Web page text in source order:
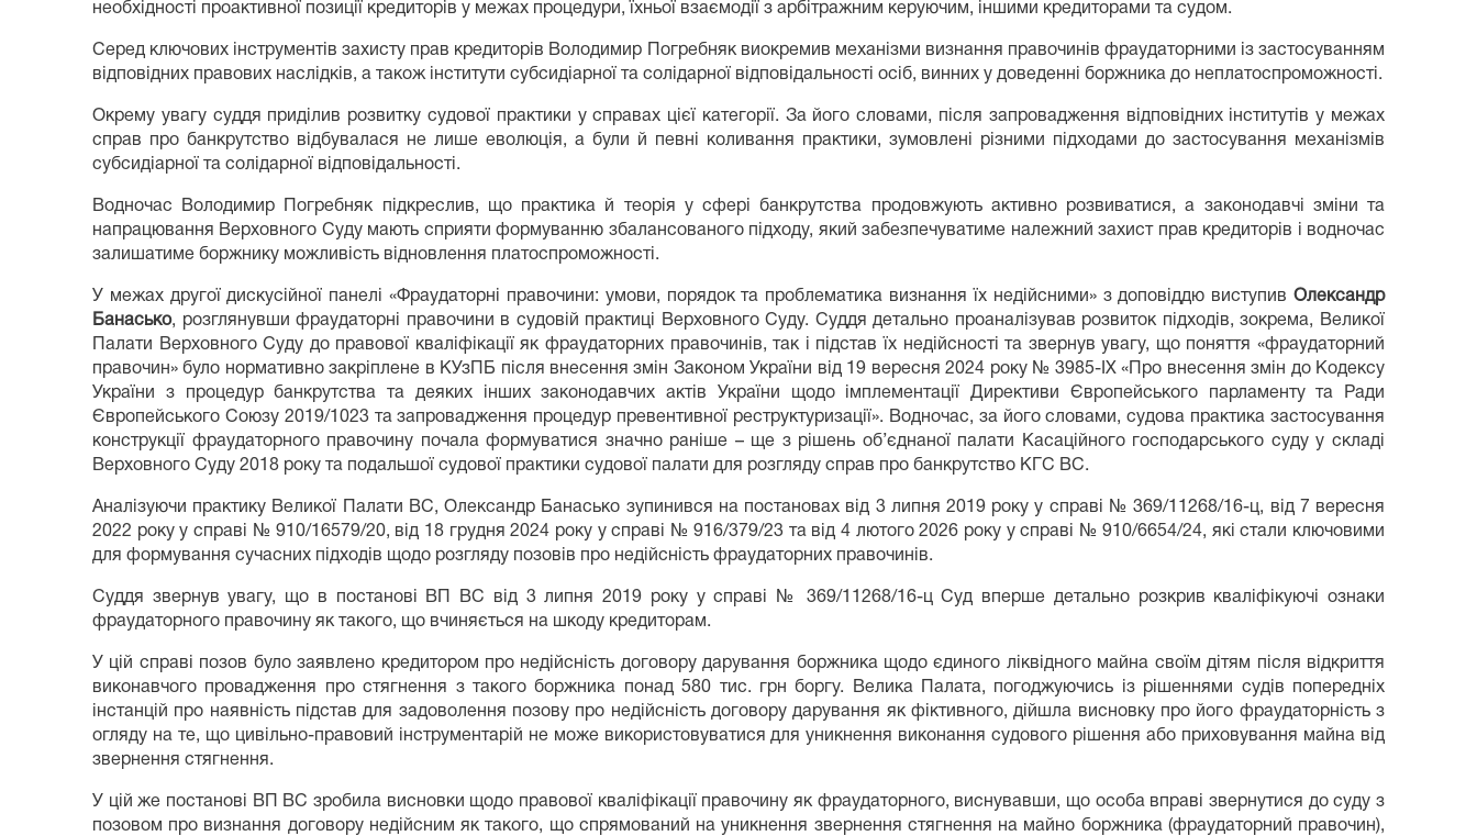
необхідності проактивної позиції кредиторів у межах процедури, їхньої взаємодії з арбітражним керуючим, іншими кредиторами та судом.
Серед ключових інструментів захисту прав кредиторів Володимир Погребняк виокремив механізми визнання правочинів фраудаторними із застосуванням
відповідних правових наслідків, а також інститути субсидіарної та солідарної відповідальності осіб, винних у доведенні боржника до неплатоспроможності.
Окрему увагу суддя приділив розвитку судової практики у справах цієї категорії. За його словами, після запровадження відповідних інститутів у межах
справ про банкрутство відбувалася не лише еволюція, а були й певні коливання практики, зумовлені різними підходами до застосування механізмів
субсидіарної та солідарної відповідальності.
Водночас Володимир Погребняк підкреслив, що практика й теорія у сфері банкрутства продовжують активно розвиватися, а законодавчі зміни та
напрацювання Верховного Суду мають сприяти формуванню збалансованого підходу, який забезпечуватиме належний захист прав кредиторів і водночас
залишатиме боржнику можливість відновлення платоспроможності.
У межах другої дискусійної панелі «Фраудаторні правочини: умови, порядок та проблематика визнання їх недійсними» з доповіддю виступив Олександр
Банасько, розглянувши фраудаторні правочини в судовій практиці Верховного Суду. Суддя детально проаналізував розвиток підходів, зокрема, Великої
Палати Верховного Суду до правової кваліфікації як фраудаторних правочинів, так і підстав їх недійсності та звернув увагу, що поняття «фраудаторний
правочин» було нормативно закріплене в КУзПБ після внесення змін Законом України від 19 вересня 2024 року № 3985-IX «Про внесення змін до Кодексу
України з процедур банкрутства та деяких інших законодавчих актів України щодо імплементації Директиви Європейського парламенту та Ради
Європейського Союзу 2019/1023 та запровадження процедур превентивної реструктуризації». Водночас, за його словами, судова практика застосування
конструкції фраудаторного правочину почала формуватися значно раніше – ще з рішень об’єднаної палати Касаційного господарського суду у складі
Верховного Суду 2018 року та подальшої судової практики судової палати для розгляду справ про банкрутство КГС ВС.
Аналізуючи практику Великої Палати ВС, Олександр Банасько зупинився на постановах від 3 липня 2019 року у справі № 369/11268/16-ц, від 7 вересня
2022 року у справі № 910/16579/20, від 18 грудня 2024 року у справі № 916/379/23 та від 4 лютого 2026 року у справі № 910/6654/24, які стали ключовими
для формування сучасних підходів щодо розгляду позовів про недійсність фраудаторних правочинів.
Суддя звернув увагу, що в постанові ВП ВС від 3 липня 2019 року у справі № 369/11268/16-ц Суд вперше детально розкрив кваліфікуючі ознаки
фраудаторного правочину як такого, що вчиняється на шкоду кредиторам.
У цій справі позов було заявлено кредитором про недійсність договору дарування боржника щодо єдиного ліквідного майна своїм дітям після відкриття
виконавчого провадження про стягнення з такого боржника понад 580 тис. грн боргу. Велика Палата, погоджуючись із рішеннями судів попередніх
інстанцій про наявність підстав для задоволення позову про недійсність договору дарування як фіктивного, дійшла висновку про його фраудаторність з
огляду на те, що цивільно-правовий інструментарій не може використовуватися для уникнення виконання судового рішення або приховування майна від
звернення стягнення.
У цій же постанові ВП ВС зробила висновки щодо правової кваліфікації правочину як фраудаторного, виснувавши, що особа вправі звернутися до суду з
позовом про визнання договору недійсним як такого, що спрямований на уникнення звернення стягнення на майно боржника (фраудаторний правочин),